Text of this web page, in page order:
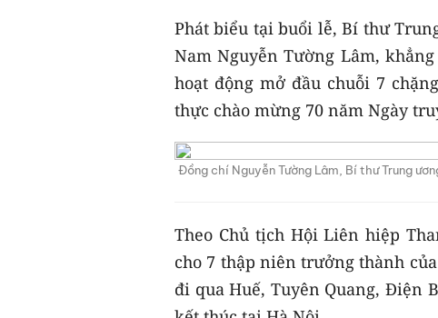
Phát biểu tại buổi lễ, Bí thư
Nam Nguyễn Tường Lâm,
hoạt động mở đầu chuỗi 7
thực chào mừng 70 năm Ngày
Đồng chí Nguyễn Tường Lâm, Bí thư Trung
Theo Chủ tịch Hội Liên hiệp
cho 7 thập niên trưởng thành
đi qua Huế, Tuyên Quang, Điện